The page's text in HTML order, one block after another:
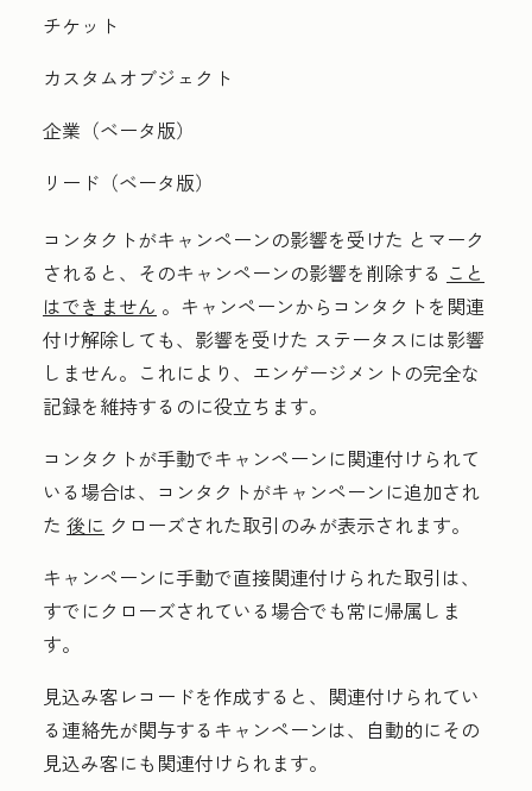
チケット
カスタムオブジェクト
企業（ベータ版）
リード（ベータ版）
コンタクトがキャンペーンの影響を受けた と マーク
されると、そのキャンペーンの影響を削除する こと
はできません 。キャンペーンからコンタクトを関連
付け解除しても、 影響を受けた ステータスには影響
しません。これにより、エンゲージメントの完全な
記録を維持するのに役立ちます。
コンタクトが手動でキャンペーンに関連付けられて
いる場合は、コンタクトがキャンペーンに追加され
た 後に クローズされた取引のみが表示されます。
キャンペーンに手動で直接関連付けられた取引は、
すでにクローズされている場合でも常に帰属しま
す。
見込み客レコードを作成すると、関連付けられてい
る連絡先が関与するキャンペーンは、自動的にその
見込み客にも関連付けられます。